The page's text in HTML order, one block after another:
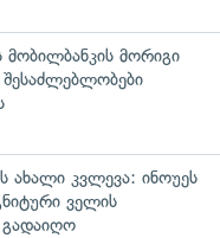
მობილბანკის მორიგი
ახალი კვლევა: ინოუეს
ველის